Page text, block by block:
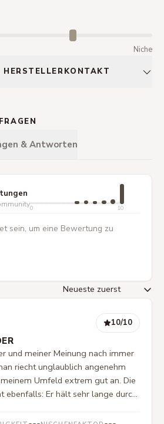
Niche
& Antworten
0 10
sein, um eine Bewertung zu
10/10
und meiner Meinung nach immer
riecht unglaublich angenehm
Umfeld extrem gut an. Die
ebenfalls: Er hält sehr lange durch
dem ‚oberen Mittelfeld‘ genau
stimmiger Duft, den ich absolut